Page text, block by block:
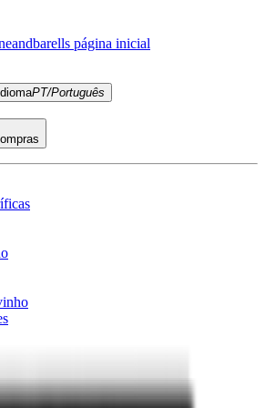
página inicial
PT/Português